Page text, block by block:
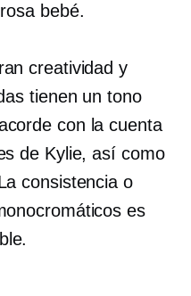
bebé.
creatividad y
tienen un tono
con la cuenta
de Kylie, así como
consistencia o
es